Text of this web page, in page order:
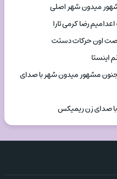
میدون شهر اصلی
رضا کرمی تارا
اون حرکات دستت
اینستا
مشهور میدون شهر با صدای
با صدای زن ریمیکس